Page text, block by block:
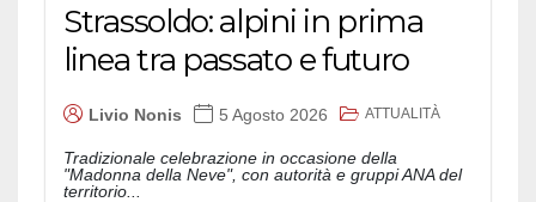
Strassoldo: alpini in prima
linea tra passato e futuro
Livio Nonis 5 Agosto 2026 ATTUALITÀ
Tradizionale celebrazione in occasione della
"Madonna della Neve", con autorità e gruppi ANA del
territorio...